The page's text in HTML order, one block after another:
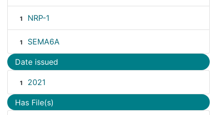
1 NRP-1
1 SEMA6A
Date issued
1 2021
Has File(s)